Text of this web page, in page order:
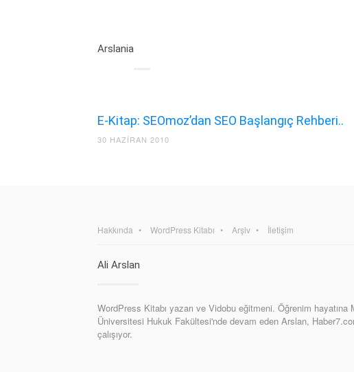
Arslania
E-Kitap: SEOmoz’dan SEO Başlangıç Rehberi..
30 HAZIRAN 2010
Hakkında WordPress Kitabı Arşiv İletişim
Ali Arslan
WordPress Kitabı yazarı ve Vidobu eğitmeni. Öğrenim hayatına
Üniversitesi Hukuk Fakültesi'nde devam eden Arslan,
çalışıyor.